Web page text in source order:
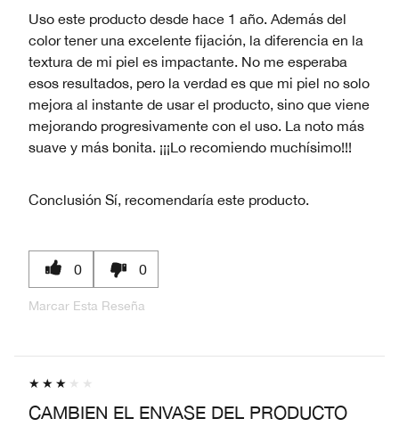
Uso este producto desde hace 1 año. Además del
color tener una excelente fijación, la diferencia en la
textura de mi piel es impactante. No me esperaba
esos resultados, pero la verdad es que mi piel no solo
mejora al instante de usar el producto, sino que viene
mejorando progresivamente con el uso. La noto más
suave y más bonita. ¡¡¡Lo recomiendo muchísimo!!!
Conclusión Sí, recomendaría este producto.
0 0
Marcar Esta Reseña
CAMBIEN EL ENVASE DEL PRODUCTO